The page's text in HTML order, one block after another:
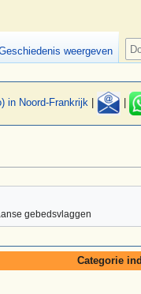
in Noord-Frankrijk
gebedsvlaggen
Categorie
weergeven